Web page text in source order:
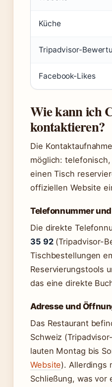
Küche
Tripadvisor-
Facebook-Likes
Wie kann ich
kontaktieren?
Die
möglich:
einen Tisch
offiziellen Website
Telefonnummer
Die direkte
35 92(Tripadvisor-
Tischbestellungen
Reservierungstools
das eine direkte
Adresse und
Das Restaurant
Schweiz
lauten Montag bis
Website). Allerdings
Schließung, was vor